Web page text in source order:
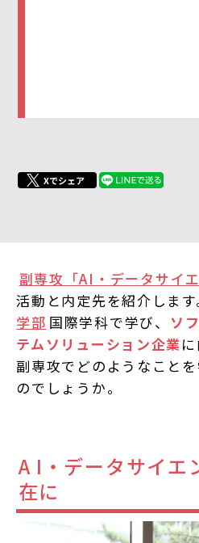
Xでシェア
副専攻「AI・データサイエ
活動と内定先を紹介します
学部 国際学科で学び、 ソ
テムソリューション企業
副専攻でどのようなこと
のでしょうか。
A I・データサイエ
在に